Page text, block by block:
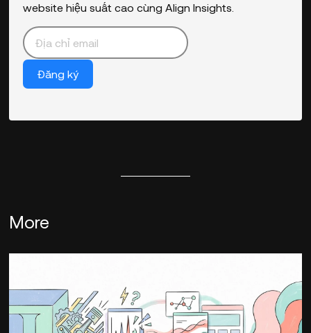
website hiệu suất cao cùng Align Insights.
Đăng ký
More